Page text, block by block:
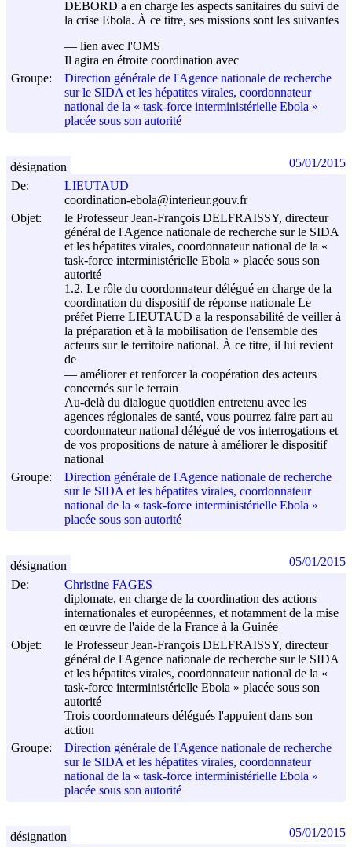
DEBORD a en charge les aspects sanitaires du suivi de
la crise Ebola. À ce titre, ses missions sont les suivantes
–– lien avec l'OMS
Il agira en étroite coordination avec
Groupe:
Direction générale de l'Agence nationale de recherche
sur le SIDA et les hépatites virales, coordonnateur
national de la « task-force interministérielle Ebola »
placée sous son autorité
De:
LIEUTAUD
coordination-ebola@interieur.gouv.fr
Objet:
le Professeur Jean-François DELFRAISSY, directeur
général de l'Agence nationale de recherche sur le SIDA
et les hépatites virales, coordonnateur national de la «
task-force interministérielle Ebola » placée sous son
autorité
1.2. Le rôle du coordonnateur délégué en charge de la
coordination du dispositif de réponse nationale Le
préfet Pierre LIEUTAUD a la responsabilité de veiller à
la préparation et à la mobilisation de l'ensemble des
acteurs sur le territoire national. À ce titre, il lui revient
de
–– améliorer et renforcer la coopération des acteurs
concernés sur le terrain
Au-delà du dialogue quotidien entretenu avec les
agences régionales de santé, vous pourrez faire part au
coordonnateur national délégué de vos interrogations et
de vos propositions de nature à améliorer le dispositif
national
Groupe:
Direction générale de l'Agence nationale de recherche
sur le SIDA et les hépatites virales, coordonnateur
national de la « task-force interministérielle Ebola »
placée sous son autorité
désignation 05/01/2015
De:
Christine FAGES
diplomate, en charge de la coordination des actions
internationales et européennes, et notamment de la mise
en œuvre de l'aide de la France à la Guinée
Objet:
le Professeur Jean-François DELFRAISSY, directeur
général de l'Agence nationale de recherche sur le SIDA
et les hépatites virales, coordonnateur national de la «
task-force interministérielle Ebola » placée sous son
autorité
Trois coordonnateurs délégués l'appuient dans son
action
Groupe:
Direction générale de l'Agence nationale de recherche
sur le SIDA et les hépatites virales, coordonnateur
national de la « task-force interministérielle Ebola »
placée sous son autorité
désignation 05/01/2015
désignation 05/01/2015